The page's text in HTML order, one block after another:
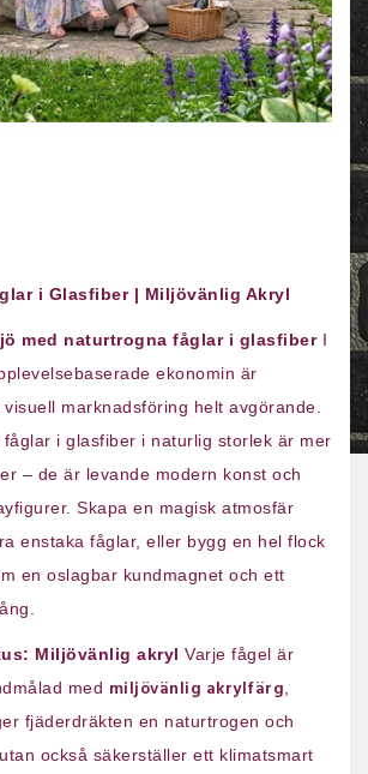
i Glasfiber | Miljövänlig Akryl
med naturtrogna fåglar i glasfiberI
ekonomin är
marknadsföring helt avgörande.
i glasfiber i naturlig storlek är mer
– de är levande modern konst och
Skapa en magisk atmosfär
enstaka fåglar, eller bygg en hel flock
en oslagbar kundmagnet och ett
Miljövänlig akryl Varje fågel är
med miljövänlig akrylfärg
fjäderdräkten en naturtrogen och
också säkerställer ett klimatsmart